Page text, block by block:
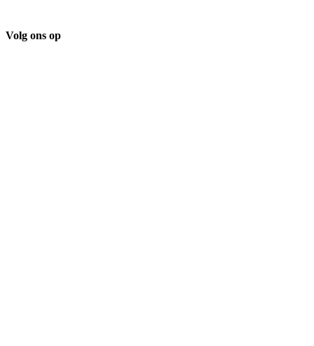
Volg ons op